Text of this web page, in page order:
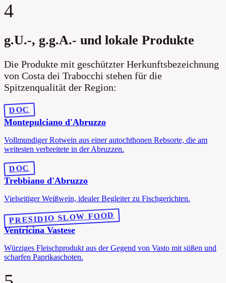
4
g.U.-, g.g.A.- und lokale Produkte
Die Produkte mit geschützter Herkunftsbezeichnung
von Costa dei Trabocchi stehen für die
Spitzenqualität der Region:
DOC
Montepulciano d'Abruzzo
Vollmundiger Rotwein aus einer autochthonen Rebsorte, die am
weitesten verbreitete in der Abruzzen.
DOC
Trebbiano d'Abruzzo
Vielseitiger Weißwein, idealer Begleiter zu Fischgerichten.
PRESIDIO SLOW FOOD
Ventricina Vastese
Würziges Fleischprodukt aus der Gegend von Vasto mit süßen und
scharfen Paprikaschoten.